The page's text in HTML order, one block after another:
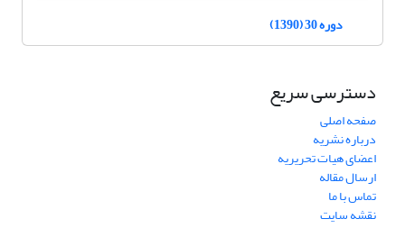
دوره 30 (1390)
دسترسی سریع
صفحه اصلی
درباره نشریه
اعضای هیات تحریریه
ارسال مقاله
تماس با ما
نقشه سایت